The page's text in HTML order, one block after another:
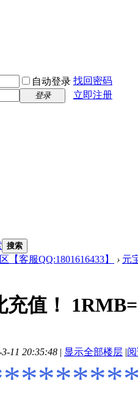
自动登录 找回密码
登录
立即注册
搜索
【客服QQ:1801616433】 › 元
充值！
11 20:35:48 | 显示全部楼层 |